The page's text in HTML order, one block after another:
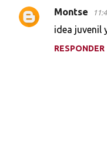
Montse
idea juvenil
RESPONDER